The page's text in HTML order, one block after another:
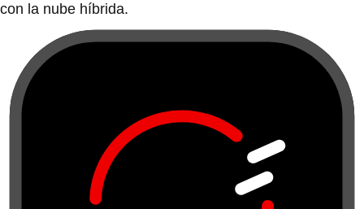
con la nube híbrida.